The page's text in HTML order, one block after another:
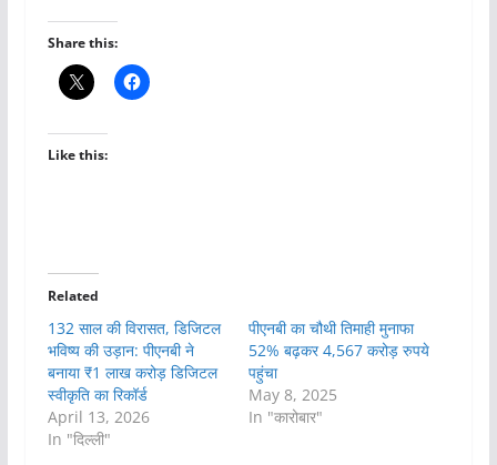
Share this:
Like this:
Related
132 साल की विरासत, डिजिटल
भविष्य की उड़ान: पीएनबी ने
बनाया ₹1 लाख करोड़ डिजिटल
स्वीकृति का रिकॉर्ड
April 13, 2026
In "दिल्ली"
पीएनबी का चौथी तिमाही मुनाफा
52% बढ़कर 4,567 करोड़ रुपये
पहुंचा
May 8, 2025
In "कारोबार"